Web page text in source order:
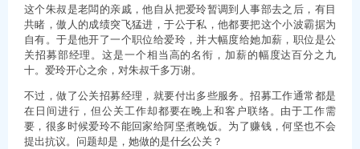
这个朱叔是老闆的亲戚，他自从把爱玲暂调到人事部去之后，有目
共睹，傲人的成绩突飞猛进，于公于私，他都要把这个小波霸据为
自有。于是他开了一个职位给爱玲，并大幅度给她加薪，职位是公
关招募部经理。这是一个相当高的名衔，加薪的幅度达百分之九
十。爱玲开心之余，对朱叔千多万谢。
不过，做了公关招募经理，就要付出多些服务。招募工作通常都是
在日间进行，但公关工作却都要在晚上和客户联络。由于工作需
要，很多时候爱玲不能回家给阿坚煮晚饭。为了赚钱，何坚也不会
提出抗议。问题却是，她做的是什幺公关？